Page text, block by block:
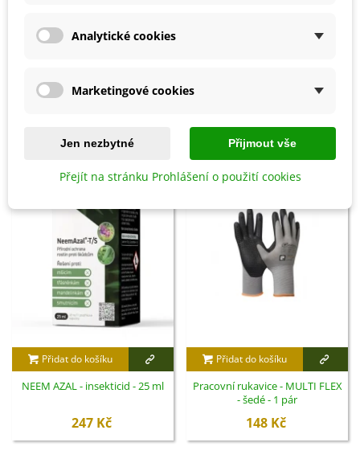
Teplo a polostín jsou ideální pěstební podmínky.
Detaily produktu
SOUVISEJÍCÍ PRODUKTY
Přidat do košíku
NEEM AZAL - insekticid - 25 ml
247 Kč
Přidat do košíku
Pracovní rukavice - MULTI FLEX
- šedé - 1 pár
148 Kč
Analytické cookies
Marketingové cookies
Jen nezbytné Přijmout vše
Přejít na stránku Prohlášení o použití cookies